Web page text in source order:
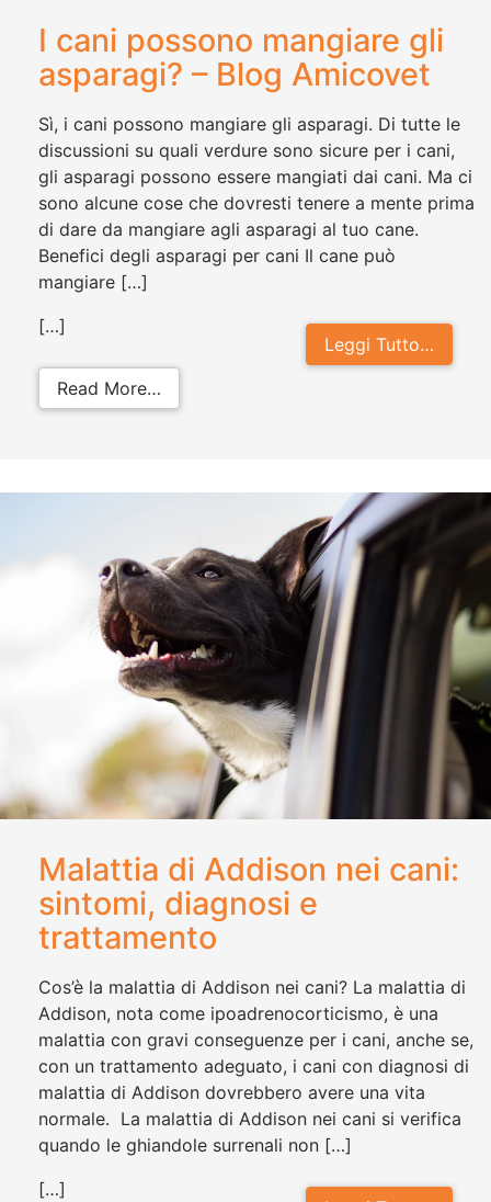
I cani possono mangiare gli
asparagi? – Blog Amicovet
Sì, i cani possono mangiare gli asparagi. Di tutte le
discussioni su quali verdure sono sicure per i cani,
gli asparagi possono essere mangiati dai cani. Ma ci
sono alcune cose che dovresti tenere a mente prima
di dare da mangiare agli asparagi al tuo cane.
Benefici degli asparagi per cani Il cane può
mangiare […]
Leggi Tutto…
[…]
Read More…
Malattia di Addison nei cani:
sintomi, diagnosi e
trattamento
Cos’è la malattia di Addison nei cani? La malattia di
Addison, nota come ipoadrenocorticismo, è una
malattia con gravi conseguenze per i cani, anche se,
con un trattamento adeguato, i cani con diagnosi di
malattia di Addison dovrebbero avere una vita
normale. La malattia di Addison nei cani si verifica
quando le ghiandole surrenali non […]
[…]